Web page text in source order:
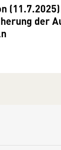
der